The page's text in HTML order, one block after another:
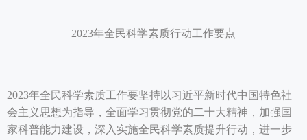
2023年全民科学素质行动工作要点
2023年全民科学素质工作要坚持以习近平新时代中国特色社
会主义思想为指导，全面学习贯彻党的二十大精神，加强国
家科普能力建设，深入实施全民科学素质提升行动，进一步